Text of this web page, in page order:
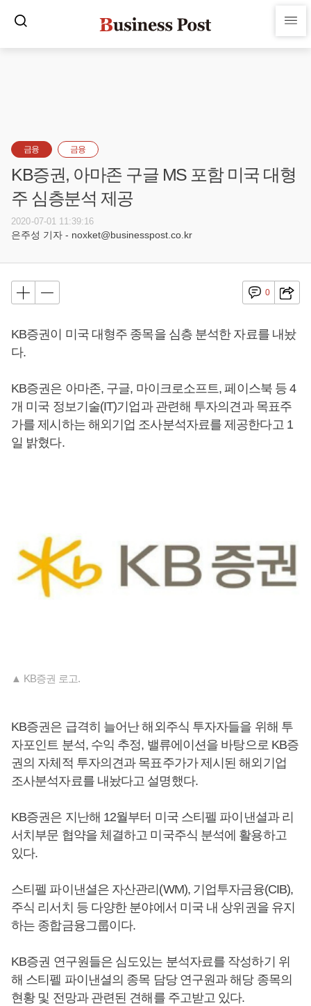
금융 금융
KB증권, 아마존 구글 MS 포함 미국 대형
주 심층분석 제공
2020-07-01 11:39:16
은주성 기자 - noxket@businesspost.co.kr
0
KB증권이 미국 대형주 종목을 심층 분석한 자료를 내놨
다.
KB증권은 아마존, 구글, 마이크로소프트, 페이스북 등 4
개 미국 정보기술(IT)기업과 관련해 투자의견과 목표주
가를 제시하는 해외기업 조사분석자료를 제공한다고 1
일 밝혔다.
▲ KB증권 로고.
KB증권은 급격히 늘어난 해외주식 투자자들을 위해 투
자포인트 분석, 수익 추정, 밸류에이션을 바탕으로 KB증
권의 자체적 투자의견과 목표주가가 제시된 해외기업
조사분석자료를 내놨다고 설명했다.
KB증권은 지난해 12월부터 미국 스티펠 파이낸셜과 리
서치부문 협약을 체결하고 미국주식 분석에 활용하고
있다.
스티펠 파이낸셜은 자산관리(WM), 기업투자금융(CIB),
주식 리서치 등 다양한 분야에서 미국 내 상위권을 유지
하는 종합금융그룹이다.
KB증권 연구원들은 심도있는 분석자료를 작성하기 위
해 스티펠 파이낸셜의 종목 담당 연구원과 해당 종목의
현황 및 전망과 관련된 견해를 주고받고 있다.